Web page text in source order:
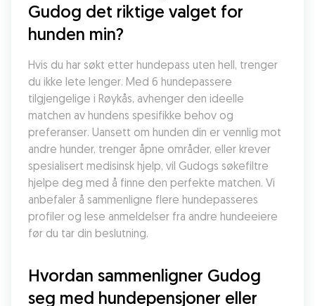
Gudog det riktige valget for
hunden min?
Hvis du har søkt etter hundepass uten hell, trenger
du ikke lete lenger. Med 6 hundepassere
tilgjengelige i Røykås, avhenger den ideelle
matchen av hundens spesifikke behov og
preferanser. Uansett om hunden din er vennlig mot
andre hunder, trenger åpne områder, eller krever
spesialisert medisinsk hjelp, vil Gudogs søkefiltre
hjelpe deg med å finne den perfekte matchen. Vi
anbefaler å sammenligne flere hundepasseres
profiler og lese anmeldelser fra andre hundeeiere
før du tar din beslutning.
Hvordan sammenligner Gudog
seg med hundepensjoner eller